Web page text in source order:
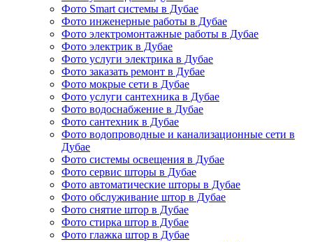
Фото Smart системы в Дубае
Фото инженерные работы в Дубае
Фото электромонтажные работы в Дубае
Фото электрик в Дубае
Фото услуги электрика в Дубае
Фото заказать ремонт в Дубае
Фото мокрые сети в Дубае
Фото услуги сантехника в Дубае
Фото водоснабжение в Дубае
Фото сантехник в Дубае
Фото водопроводные и канализационные сети в
Дубае
Фото системы освещения в Дубае
Фото сервис шторы в Дубае
Фото автоматические шторы в Дубае
Фото обслуживание штор в Дубае
Фото снятие штор в Дубае
Фото стирка штор в Дубае
Фото глажка штор в Дубае